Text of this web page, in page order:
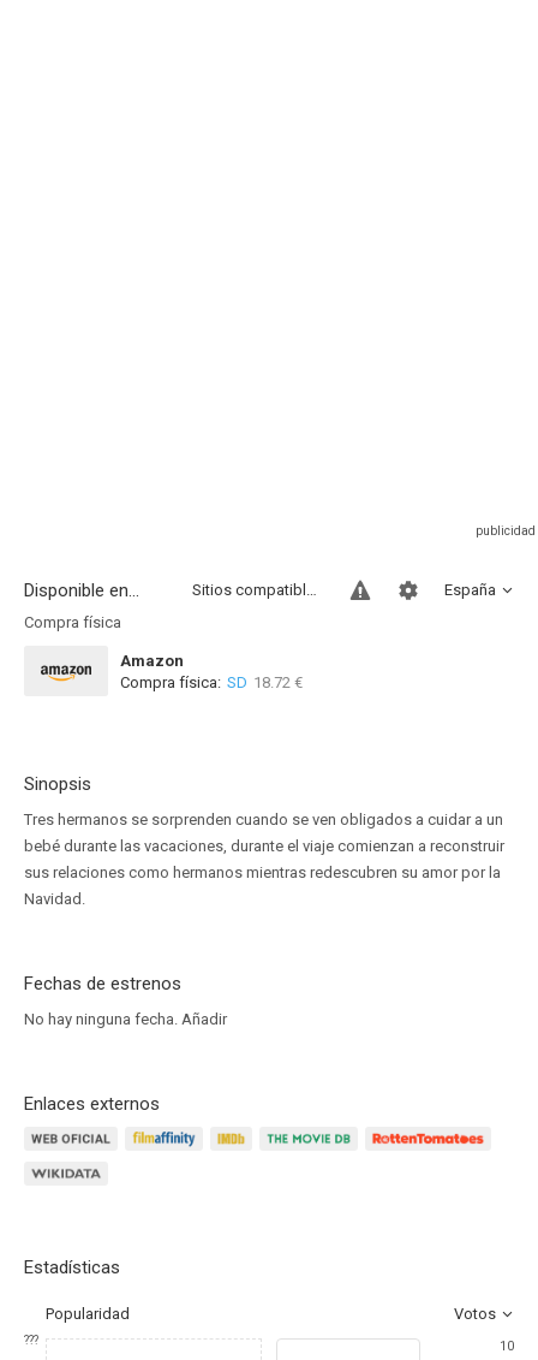
Disponible en... España
Sitios compatibles
Compra física
Amazon
Compra física: SD 18.72 €
Sinopsis
Tres hermanos se sorprenden cuando se ven obligados a cuidar a un
bebé durante las vacaciones, durante el viaje comienzan a reconstruir
sus relaciones como hermanos mientras redescubren su amor por la
Navidad.
Fechas de estrenos
No hay ninguna fecha. Añadir
Enlaces externos
Estadísticas
Popularidad Votos
???
10